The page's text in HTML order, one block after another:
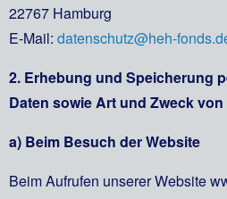
22767 Hamburg
E-Mail: datenschutz@heh-
2. Erhebung und Speicherung
Daten sowie Art und Zweck
a) Beim Besuch der Website
Beim Aufrufen unserer Website